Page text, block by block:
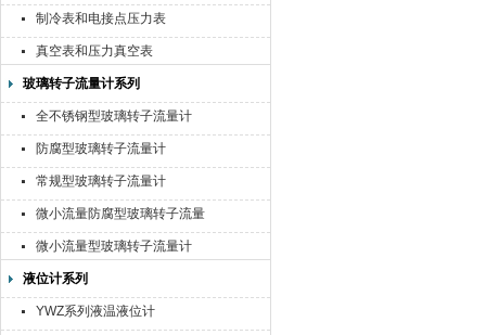
制冷表和电接点压力表
真空表和压力真空表
玻璃转子流量计系列
全不锈钢型玻璃转子流量计
防腐型玻璃转子流量计
常规型玻璃转子流量计
微小流量防腐型玻璃转子流量
计
微小流量型玻璃转子流量计
液位计系列
YWZ系列液温液位计